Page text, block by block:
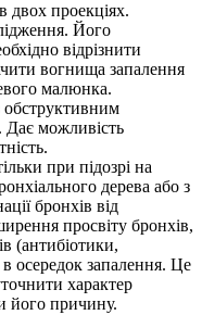
двох проекціях.
Його
відрізнити
вогнища запалення
малюнка.
обструктивним
Дає можливість
при підозрі на
дерева або з
бронхів від
просвіту бронхів,
(антибіотики,
осередок запалення. Це
характер
його причину.